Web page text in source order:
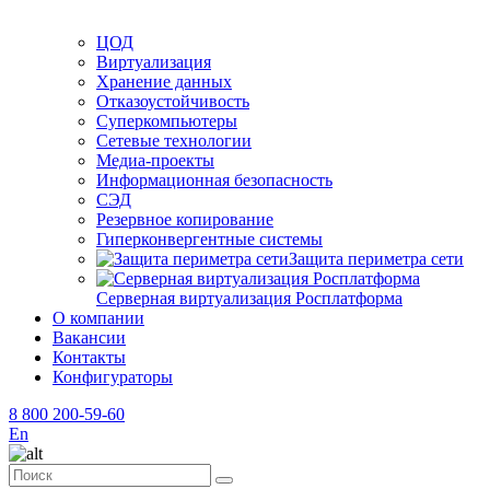
ЦОД
Виртуализация
Хранение данных
Отказоустойчивость
Суперкомпьютеры
Сетевые технологии
Медиа-проекты
Информационная безопасность
СЭД
Резервное копирование
Гиперконвергентные системы
Защита периметра сети
Серверная виртуализация Росплатформа
О компании
Вакансии
Контакты
Конфигураторы
8 800 200-59-60
En